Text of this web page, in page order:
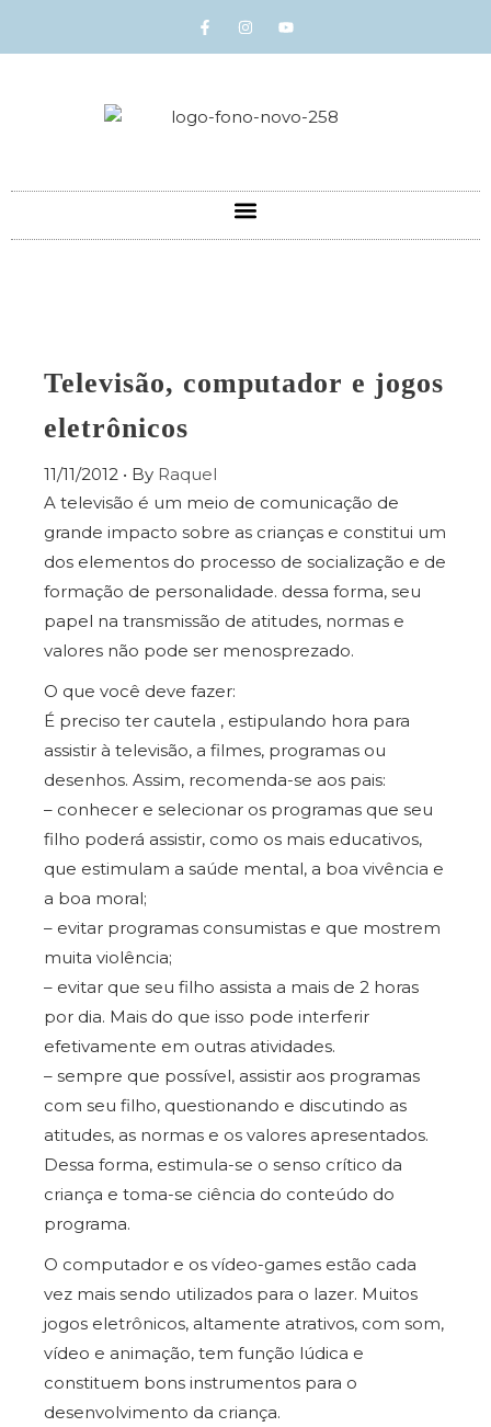
Televisão, computador e jogos
eletrônicos
11/11/2012 • By Raquel
A televisão é um meio de comunicação de
grande impacto sobre as crianças e constitui um
dos elementos do processo de socialização e de
formação de personalidade. dessa forma, seu
papel na transmissão de atitudes, normas e
valores não pode ser menosprezado.
O que você deve fazer:
É preciso ter cautela , estipulando hora para
assistir à televisão, a filmes, programas ou
desenhos. Assim, recomenda-se aos pais:
– conhecer e selecionar os programas que seu
filho poderá assistir, como os mais educativos,
que estimulam a saúde mental, a boa vivência e
a boa moral;
– evitar programas consumistas e que mostrem
muita violência;
– evitar que seu filho assista a mais de 2 horas
por dia. Mais do que isso pode interferir
efetivamente em outras atividades.
– sempre que possível, assistir aos programas
com seu filho, questionando e discutindo as
atitudes, as normas e os valores apresentados.
Dessa forma, estimula-se o senso crítico da
criança e toma-se ciência do conteúdo do
programa.
O computador e os vídeo-games estão cada
vez mais sendo utilizados para o lazer. Muitos
jogos eletrônicos, altamente atrativos, com som,
vídeo e animação, tem função lúdica e
constituem bons instrumentos para o
desenvolvimento da criança.